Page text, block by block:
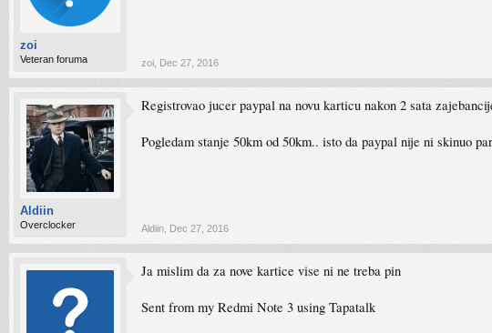
zoi
Veteran foruma zoi Dec 27, 2016
Aldiin
Overclocker
Registrovao jucer paypal na novu karticu nakon 2 sata
Pogledam stanje 50km od 50km.. isto da paypal nije ni skinuo
Aldiin Dec 27, 2016
Ja mislim da za nove kartice vise ni ne treba pin
Sent from my Redmi Note 3 using Tapatalk